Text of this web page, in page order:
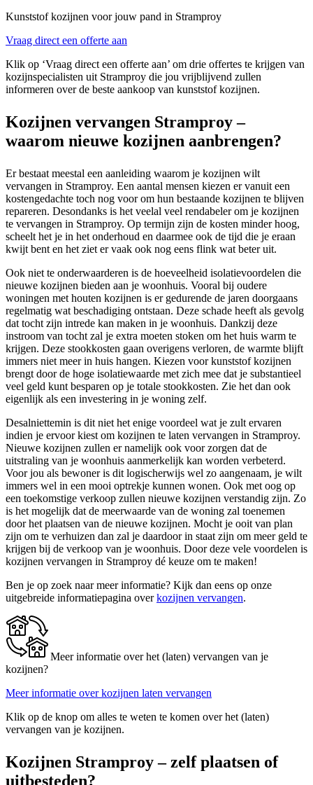
Kunststof kozijnen voor jouw pand in Stramproy
Vraag direct een offerte aan
Klik op ‘Vraag direct een offerte aan’ om drie offertes te krijgen van
kozijnspecialisten uit Stramproy die jou vrijblijvend zullen
informeren over de beste aankoop van kunststof kozijnen.
Kozijnen vervangen Stramproy –
waarom nieuwe kozijnen aanbrengen?
Er bestaat meestal een aanleiding waarom je kozijnen wilt
vervangen in Stramproy. Een aantal mensen kiezen er vanuit een
kostengedachte toch nog voor om hun bestaande kozijnen te blijven
repareren. Desondanks is het veelal veel rendabeler om je kozijnen
te vervangen in Stramproy. Op termijn zijn de kosten minder hoog,
scheelt het je in het onderhoud en daarmee ook de tijd die je eraan
kwijt bent en het ziet er vaak ook nog eens flink wat beter uit.
Ook niet te onderwaarderen is de hoeveelheid isolatievoordelen die
nieuwe kozijnen bieden aan je woonhuis. Vooral bij oudere
woningen met houten kozijnen is er gedurende de jaren doorgaans
regelmatig wat beschadiging ontstaan. Deze schade heeft als gevolg
dat tocht zijn intrede kan maken in je woonhuis. Dankzij deze
instroom van tocht zal je extra moeten stoken om het huis warm te
krijgen. Deze stookkosten gaan overigens verloren, de warmte blijft
immers niet meer in huis hangen. Kiezen voor kunststof kozijnen
brengt door de hoge isolatiewaarde met zich mee dat je substantieel
veel geld kunt besparen op je totale stookkosten. Zie het dan ook
eigenlijk als een investering in je woning zelf.
Desalniettemin is dit niet het enige voordeel wat je zult ervaren
indien je ervoor kiest om kozijnen te laten vervangen in Stramproy.
Nieuwe kozijnen zullen er namelijk ook voor zorgen dat de
uitstraling van je woonhuis aanmerkelijk kan worden verbeterd.
Voor jou als bewoner is dit logischerwijs wel zo aangenaam, je wilt
immers wel in een mooi optrekje kunnen wonen. Ook met oog op
een toekomstige verkoop zullen nieuwe kozijnen verstandig zijn. Zo
is het mogelijk dat de meerwaarde van de woning zal toenemen
door het plaatsen van de nieuwe kozijnen. Mocht je ooit van plan
zijn om te verhuizen dan zal je daardoor in staat zijn om meer geld te
krijgen bij de verkoop van je woonhuis. Door deze vele voordelen is
kozijnen vervangen in Stramproy dé keuze om te maken!
Ben je op zoek naar meer informatie? Kijk dan eens op onze
uitgebreide informatiepagina overkozijnen vervangen.
Meer informatie over het (laten) vervangen van je
kozijnen?
Meer informatie over kozijnen laten vervangen
Klik op de knop om alles te weten te komen over het (laten)
vervangen van je kozijnen.
Kozijnen Stramproy – zelf plaatsen of
uitbesteden?